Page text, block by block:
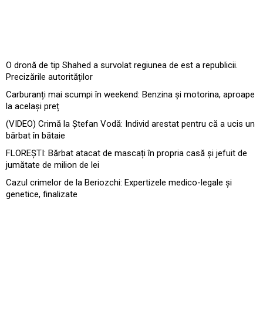
O dronă de tip Shahed a survolat regiunea de est a republicii.
Precizările autorităților
Carburanți mai scumpi în weekend: Benzina și motorina, aproape
la același preț
(VIDEO) Crimă la Ștefan Vodă: Individ arestat pentru că a ucis un
bărbat în bătaie
FLOREȘTI: Bărbat atacat de mascați în propria casă și jefuit de
jumătate de milion de lei
Cazul crimelor de la Beriozchi: Expertizele medico-legale și
genetice, finalizate